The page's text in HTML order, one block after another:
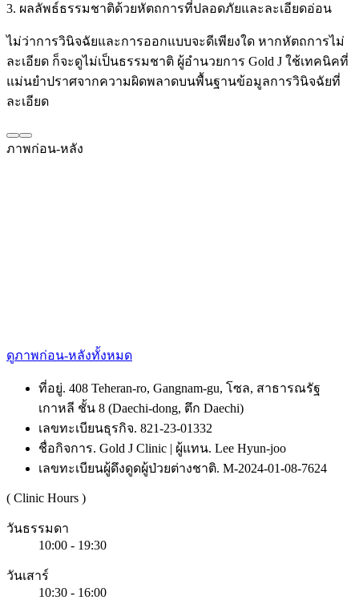
3. ผลลัพธ์ธรรมชาติด้วยหัตถการที่ปลอดภัยและละเอียดอ่อน
ไม่ว่าการวินิจฉัยและการออกแบบจะดีเพียงใด หากหัตถการไม่
ละเอียด ก็จะดูไม่เป็นธรรมชาติ ผู้อำนวยการ Gold J ใช้เทคนิคที่
แม่นยำปราศจากความผิดพลาดบนพื้นฐานข้อมูลการวินิจฉัยที่
ละเอียด
ภาพก่อน-หลัง
ดูภาพก่อน-หลังทั้งหมด
ที่อยู่. 408 Teheran-ro, Gangnam-gu, โซล, สาธารณรัฐ
เกาหลี ชั้น 8 (Daechi-dong, ตึก Daechi)
เลขทะเบียนธุรกิจ. 821-23-01332
ชื่อกิจการ. Gold J Clinic | ผู้แทน. Lee Hyun-joo
เลขทะเบียนผู้ดึงดูดผู้ป่วยต่างชาติ. M-2024-01-08-7624
( Clinic Hours )
วันธรรมดา
10:00 - 19:30
วันเสาร์
10:30 - 16:00